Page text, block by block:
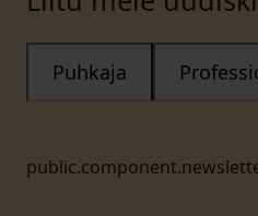
Puhkaja